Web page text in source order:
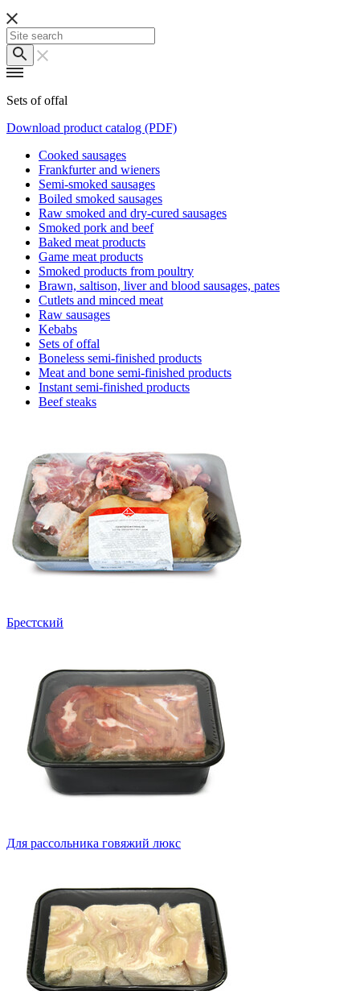
Sets of offal
Download product catalog (PDF)
Cooked sausages
Frankfurter and wieners
Semi-smoked sausages
Boiled smoked sausages
Raw smoked and dry-cured sausages
Smoked pork and beef
Baked meat products
Game meat products
Smoked products from poultry
Brawn, saltison, liver and blood sausages, pates
Cutlets and minced meat
Raw sausages
Kebabs
Sets of offal
Boneless semi-finished products
Meat and bone semi-finished products
Instant semi-finished products
Beef steaks
Брестский
Для рассольника говяжий люкс